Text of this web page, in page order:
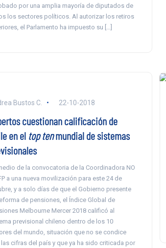
por una amplia mayoría de diputados de
los sectores políticos. Al autorizar los retiros
el Parlamento ha impuesto su […]
Bustos C. 22-10-2018
cuestionan calificación de
en el top tenmundial de sistemas
de la convocatoria de la Coordinadora NO
a una nueva movilización para este 24 de
y a solo días de que el Gobierno presente
de pensiones, el Índice Global de
Melbourne Mercer 2018 calificó al
previsional chileno dentro de los 10
del mundo, situación que no se condice
cifras del país y que ya ha sido criticada por